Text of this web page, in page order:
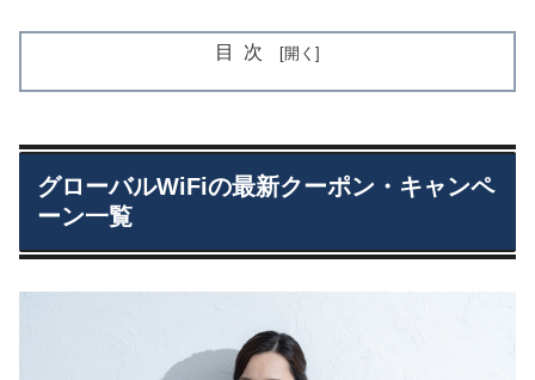
目次
グローバルWiFiの最新クーポン・キャンペ
ーン一覧